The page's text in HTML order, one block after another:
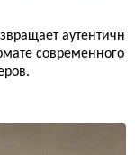
аутентичн
современного